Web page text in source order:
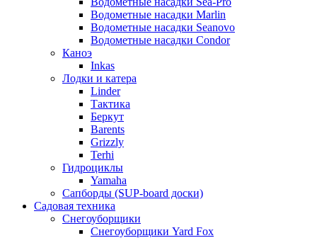
Водометные насадки Marlin
Водометные насадки Seanovo
Водометные насадки Condor
Каноэ
Inkas
Лодки и катера
Linder
Тактика
Беркут
Barents
Grizzly
Terhi
Гидроциклы
Yamaha
Сапборды (SUP-board доски)
Садовая техника
Снегоуборщики
Снегоуборщики Yard Fox